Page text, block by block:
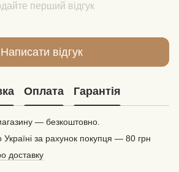
перший відгук
Написати відгук
Оплата Гарантія
— безкоштовно.
за рахунок покупця — 80 грн
доставку